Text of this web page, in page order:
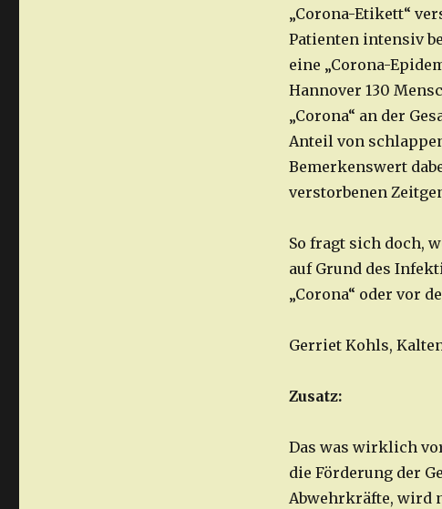
„Corona-Etikett“
Patienten intensiv
eine „Corona-
Hannover 130
„Corona“ an der
Anteil von
Bemerkenswert
verstorbenen
So fragt sich doch,
auf Grund des
„Corona“ oder vor
Gerriet Kohls,
Zusatz:
Das was wirklich
die Förderung der
Abwehrkräfte, wird